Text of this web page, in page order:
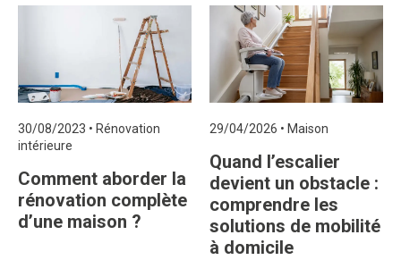
30/08/2023 • Rénovation
intérieure
Comment aborder la
rénovation complète
d’une maison ?
29/04/2026 • Maison
Quand l’escalier
devient un obstacle :
comprendre les
solutions de mobilité
à domicile